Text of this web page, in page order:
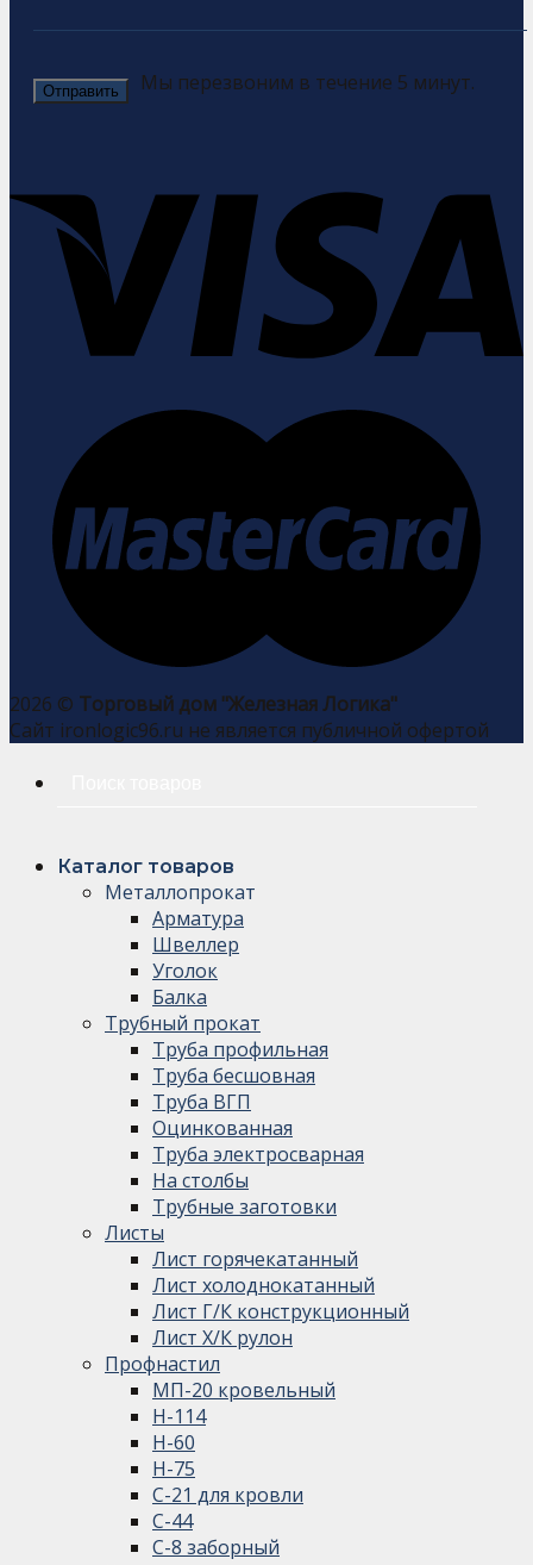
Мы перезвоним в течение 5 минут.
2026 © Торговый дом "Железная Логика"
Сайт ironlogic96.ru не является публичной офертой
Каталог товаров
Металлопрокат
Арматура
Швеллер
Уголок
Балка
Трубный прокат
Труба профильная
Труба бесшовная
Труба ВГП
Оцинкованная
Труба электросварная
На столбы
Трубные заготовки
Листы
Лист горячекатанный
Лист холоднокатанный
Лист Г/К конструкционный
Лист Х/К рулон
Профнастил
МП-20 кровельный
Н-114
Н-60
Н-75
С-21 для кровли
С-44
С-8 заборный